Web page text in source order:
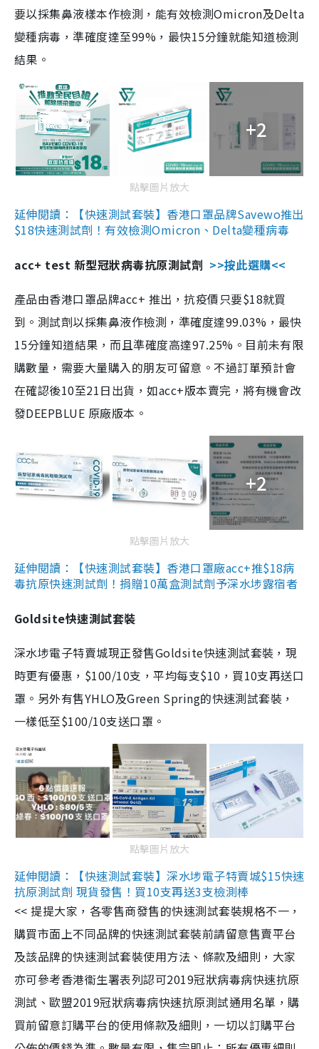
要以採集鼻液樣本作檢測，能有效檢測Omicron及Delta
變種病毒，準確度達至99%，最快15分鐘就能知道檢測
結果。
+2
點擊圖片放大
延伸閱讀：【快速測試套裝】香港口罩品牌Savewo推出
$18快速測試劑！有效檢測Omicron、Delta變種病毒
acc+ test 新型冠狀病毒抗原測試劑 >>按此選購<<
產品由香港口罩品牌acc+ 推出，抗疫價只要$18就買
到。測試劑以採集鼻液作檢測，準確度達99.03%，最快
15分鐘知道結果，而且準確度高達97.25%。目前未有限
購數量，需要大量購入的朋友可留意。不過訂單預計會
在確認後10至21日出貨，如acc+版本賣完，將有機會改
發DEEPBLUE 原廠版本。
+2
點擊圖片放大
延伸閱讀：【快速測試套裝】香港口罩廠acc+推$18病
毒抗原快速測試劑！捐贈10萬盒測試劑予深水埗露宿者
Goldsite快速測試套裝
深水埗電子特賣城現正發售Goldsite快速測試套裝，現
時更有優惠，$100/10支，平均每支$10，買10支再送口
罩。另外有售YHLO及Green Spring的快速測試套裝，
一樣低至$100/10支送口罩。
點擊圖片放大
延伸閱讀：【快速測試套裝】深水埗電子特賣城$15快速
抗原測試劑 現貨發售！買10支再送3支檢測棒
<< 提提大家，各零售商發售的快速測試套裝規格不一，
購買市面上不同品牌的快速測試套裝前請留意售賣平台
及該品牌的快速測試套裝使用方法、條款及細則，大家
亦可參考香港衞生署表列認可2019冠狀病毒病快速抗原
測試、歐盟2019冠狀病毒病快速抗原測試通用名單，購
買前留意訂購平台的使用條款及細則，一切以訂購平台